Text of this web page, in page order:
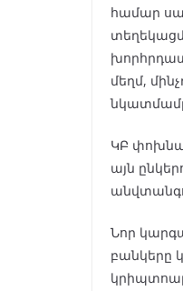
համար
մեղմ,
ԿԲ
այն
Նոր
բանկերը